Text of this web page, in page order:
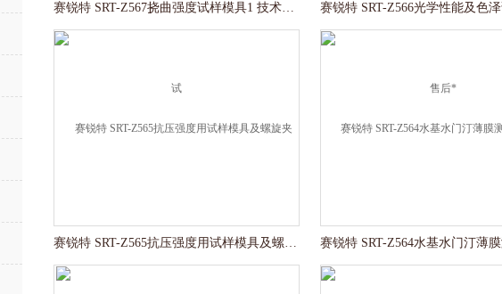
赛锐特 SRT-Z567挠曲强度试样模具1 技术指导测试
赛锐特 SRT-Z565抗压强度用试样模具及螺旋夹 指导说明测试